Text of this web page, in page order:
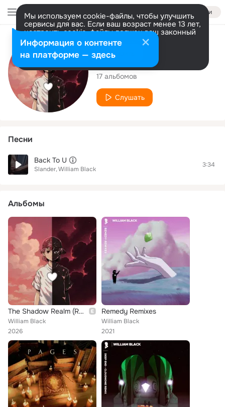
Войти
Мы используем cookie-файлы, чтобы улучшить
сервисы для вас. Если ваш возраст менее 13 лет,
настроить cookie-файлы должен ваш законный
представитель. Больше информации
Разрешить все Настроить
Исполнитель
William Black
17 альбомов
Слушать
Песни
Back To U
Slander William Black
3:34
Альбомы
The Shadow Realm (Remixes)
William Black
2026
Remedy Remixes
William Black
2021
Информация о контенте
на платформе — здесь